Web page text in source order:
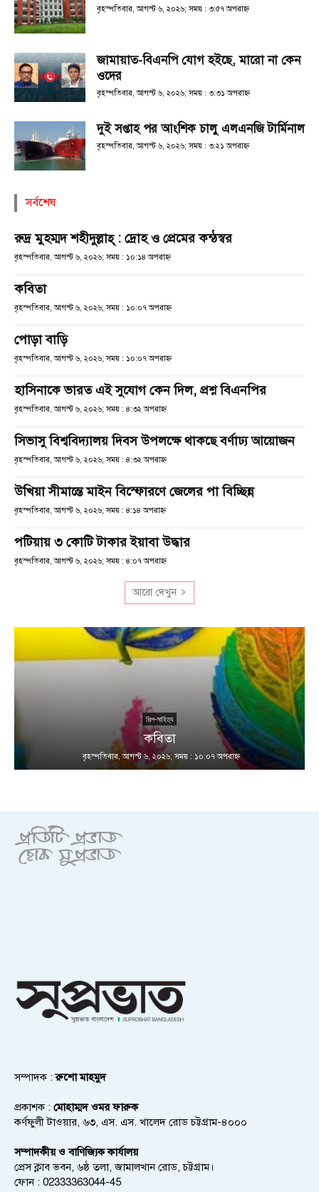
বৃহস্পতিবার, আগস্ট ৬, ২০২৬; সময় : ৩:৫৭ অপরাহ্ণ
জামায়াত-বিএনপি যোগ হইছে, মারো না কেন
ওদের
বৃহস্পতিবার, আগস্ট ৬, ২০২৬; সময় : ৩:৩১ অপরাহ্ণ
দুই সপ্তাহ পর আংশিক চালু এলএনজি টার্মিনাল
বৃহস্পতিবার, আগস্ট ৬, ২০২৬; সময় : ৩:২১ অপরাহ্ণ
সর্বশেষ
রুদ্র মুহম্মদ শহীদুল্লাহ্ : দ্রোহ ও প্রেমের কন্ঠস্বর
বৃহস্পতিবার, আগস্ট ৬, ২০২৬; সময় : ১০:১৪ অপরাহ্ণ
কবিতা
বৃহস্পতিবার, আগস্ট ৬, ২০২৬; সময় : ১০:০৭ অপরাহ্ণ
পোড়া বাড়ি
বৃহস্পতিবার, আগস্ট ৬, ২০২৬; সময় : ১০:০৭ অপরাহ্ণ
হাসিনাকে ভারত এই সুযোগ কেন দিল, প্রশ্ন বিএনপির
বৃহস্পতিবার, আগস্ট ৬, ২০২৬; সময় : ৪:৩২ অপরাহ্ণ
সিভাসু বিশ্ববিদ্যালয় দিবস উপলক্ষে থাকছে বর্ণাঢ্য আয়োজন
বৃহস্পতিবার, আগস্ট ৬, ২০২৬; সময় : ৪:৩২ অপরাহ্ণ
উখিয়া সীমান্তে মাইন বিস্ফোরণে জেলের পা বিচ্ছিন্ন
বৃহস্পতিবার, আগস্ট ৬, ২০২৬; সময় : ৪:১৪ অপরাহ্ণ
পটিয়ায় ৩ কোটি টাকার ইয়াবা উদ্ধার
বৃহস্পতিবার, আগস্ট ৬, ২০২৬; সময় : ৪:০৭ অপরাহ্ণ
আরো দেখুন
শিল্প-সাহিত্য
কবিতা
বৃহস্পতিবার, আগস্ট ৬, ২০২৬; সময় : ১০:০৭ অপরাহ্ণ
সম্পাদক :রুশো মাহমুদ
প্রকাশক : মোহাম্মদ ওমর ফারুক
কর্ণফুলী টাওয়ার, ৬৩, এস. এস. খালেদ রোড চট্টগ্রাম-৪০০০
সম্পাদকীয় ও বাণিজ্যিক কার্যালয়
প্রেস ক্লাব ভবন, ৬ষ্ঠ তলা, জামালখান রোড, চট্টগ্রাম।
ফোন : 02333363044-45